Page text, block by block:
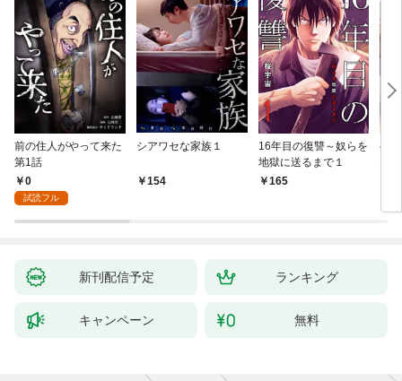
前の住人がやって来た
第1話
0
試読フル
シアワセな家族１
154
16年目の復讐～奴らを
地獄に送るまで１
165
ベ
新刊配信予定 ランキング
キャンペーン 無料